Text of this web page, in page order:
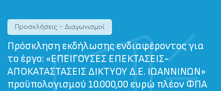
Προσκλήσεις - Διαγωνισμοί
Πρόσκληση εκδήλωσης ενδιαφέροντος για
το έργο: «ΕΠΕΙΓΟΥΣΕΣ ΕΠΕΚΤΑΣΕΙΣ-
ΑΠΟΚΑΤΑΣΤΑΣΕΙΣ ΔΙΚΤΥΟΥ Δ.Ε. ΙΩΑΝΝΙΝΩΝ»
προϋπολογισμού 10.000,00 ευρώ πλέον ΦΠΑ